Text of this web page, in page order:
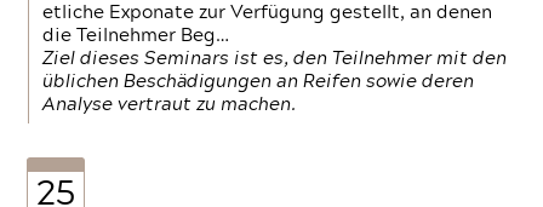
etliche Exponate zur Verfügung gestellt, an denen
die Teilnehmer Beg…
Ziel dieses Seminars ist es, den Teilnehmer mit den
üblichen Beschädigungen an Reifen sowie deren
Analyse vertraut zu machen.
25